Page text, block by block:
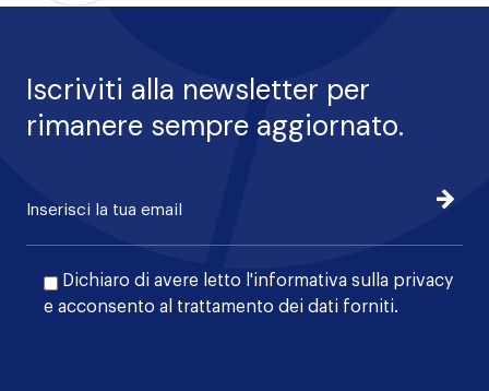
Iscriviti alla newsletter per
rimanere sempre aggiornato.
Dichiaro di avere letto l'informativa sulla privacy
e acconsento al trattamento dei dati forniti.
Iscrivi